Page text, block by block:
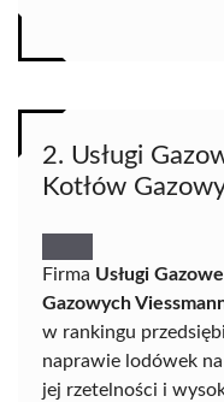
2. Usługi
Kotłów
Firma Usługi
Gazowych
w rankingu
naprawie lodówek
jej rzetelności i